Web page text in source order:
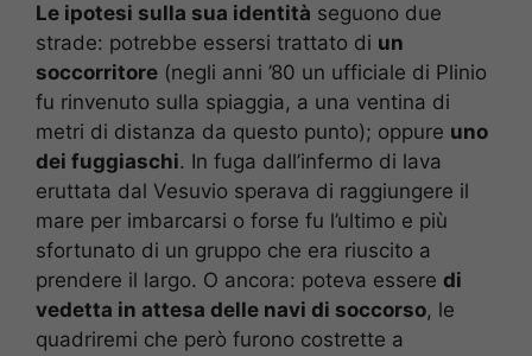
Le ipotesi sulla sua identità seguono due
strade: potrebbe essersi trattato di un
soccorritore (negli anni ’80 un ufficiale di Plinio
fu rinvenuto sulla spiaggia, a una ventina di
metri di distanza da questo punto); oppure uno
dei fuggiaschi. In fuga dall’infermo di lava
eruttata dal Vesuvio sperava di raggiungere il
mare per imbarcarsi o forse fu l’ultimo e più
sfortunato di un gruppo che era riuscito a
prendere il largo. O ancora: poteva essere di
vedetta in attesa delle navi di soccorso, le
quadriremi che però furono costrette a